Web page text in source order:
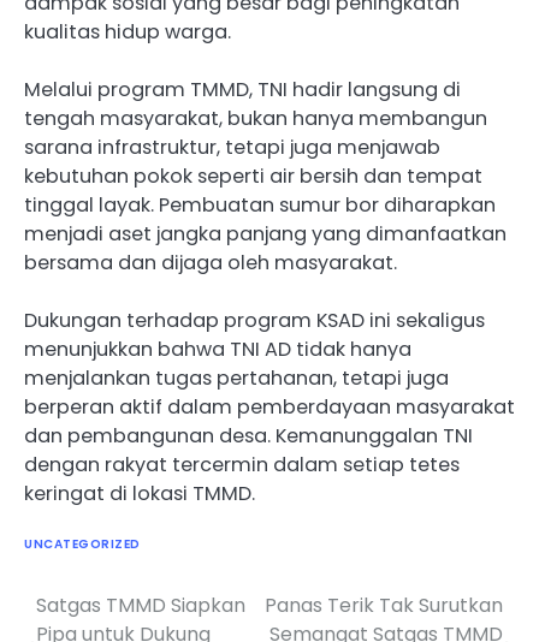
kualitas hidup warga.
Melalui program TMMD, TNI hadir langsung di
tengah masyarakat, bukan hanya membangun
sarana infrastruktur, tetapi juga menjawab
kebutuhan pokok seperti air bersih dan tempat
tinggal layak. Pembuatan sumur bor diharapkan
menjadi aset jangka panjang yang dimanfaatkan
bersama dan dijaga oleh masyarakat.
Dukungan terhadap program KSAD ini sekaligus
menunjukkan bahwa TNI AD tidak hanya
menjalankan tugas pertahanan, tetapi juga
berperan aktif dalam pemberdayaan masyarakat
dan pembangunan desa. Kemanunggalan TNI
dengan rakyat tercermin dalam setiap tetes
keringat di lokasi TMMD.
UNCATEGORIZED
Navigasi
Satgas TMMD Siapkan
Pipa untuk Dukung
Panas Terik Tak Surutkan
Semangat Satgas TMMD